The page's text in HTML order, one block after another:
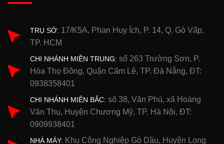
TRỤ SỞ: 17/K5A, Phan Huy Ích, P. 14, Q. Gò Vấp,
TP. HCM
CHI NHÁNH MIỀN TRUNG: số 263 Trường Sơn, P.
Hòa Thọ Đông, Quận Cẩm Lệ, TP. Đà Nẵng, ĐT:
0938358401
CHI NHÁNH MIỀN BẮC: số 38, Văn Phú, xã Hoàng
Văn Thụ, Huyện Chương Mỹ, TP. Hà Nội, ĐT:
0909938401
NHÀ MÁY: Khu Công Nghiệp Gò Dầu, Huyện Long